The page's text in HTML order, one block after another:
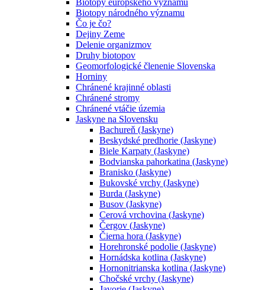
Biotopy národného významu
Čo je čo?
Dejiny Zeme
Delenie organizmov
Druhy biotopov
Geomorfologické členenie Slovenska
Horniny
Chránené krajinné oblasti
Chránené stromy
Chránené vtáčie územia
Jaskyne na Slovensku
Bachureň (Jaskyne)
Beskydské predhorie (Jaskyne)
Biele Karpaty (Jaskyne)
Bodvianska pahorkatina (Jaskyne)
Branisko (Jaskyne)
Bukovské vrchy (Jaskyne)
Burda (Jaskyne)
Busov (Jaskyne)
Cerová vrchovina (Jaskyne)
Čergov (Jaskyne)
Čierna hora (Jaskyne)
Horehronské podolie (Jaskyne)
Hornádska kotlina (Jaskyne)
Hornonitrianska kotlina (Jaskyne)
Chočské vrchy (Jaskyne)